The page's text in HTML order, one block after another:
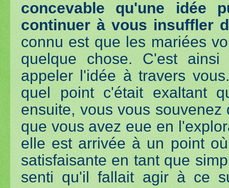
concevable qu'une idée
continuer à vous insuffler
connu est que les mariées
quelque chose. C'est
appeler l'idée à travers
quel point c'était exaltant
ensuite, vous vous
que vous avez eue en
elle est arrivée à un point
satisfaisante en tant que
senti qu'il fallait agir à ce